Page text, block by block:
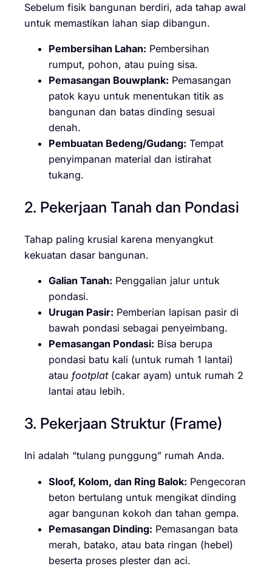
Sebelum fisik bangunan berdiri, ada tahap awal
untuk memastikan lahan siap dibangun.
Pembersihan Lahan: Pembersihan
rumput, pohon, atau puing sisa.
Pemasangan Bouwplank: Pemasangan
patok kayu untuk menentukan titik as
bangunan dan batas dinding sesuai
denah.
Pembuatan Bedeng/Gudang: Tempat
penyimpanan material dan istirahat
tukang.
2. Pekerjaan Tanah dan Pondasi
Tahap paling krusial karena menyangkut
kekuatan dasar bangunan.
Galian Tanah: Penggalian jalur untuk
pondasi.
Urugan Pasir: Pemberian lapisan pasir di
bawah pondasi sebagai penyeimbang.
Pemasangan Pondasi: Bisa berupa
pondasi batu kali (untuk rumah 1 lantai)
atau footplat(cakar ayam) untuk rumah 2
lantai atau lebih.
3. Pekerjaan Struktur (Frame)
Ini adalah “tulang punggung” rumah Anda.
Sloof, Kolom, dan Ring Balok: Pengecoran
beton bertulang untuk mengikat dinding
agar bangunan kokoh dan tahan gempa.
Pemasangan Dinding: Pemasangan bata
merah, batako, atau bata ringan (hebel)
beserta proses plester dan aci.